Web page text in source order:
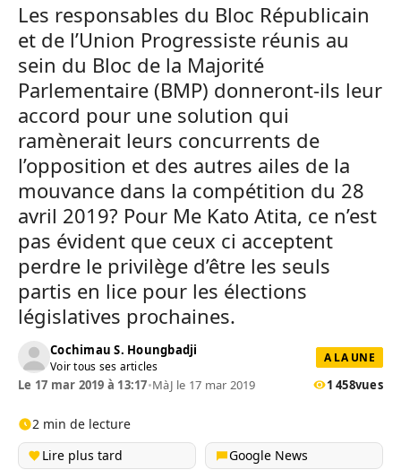
Les responsables du Bloc Républicain
et de l’Union Progressiste réunis au
sein du Bloc de la Majorité
Parlementaire (BMP) donneront-ils leur
accord pour une solution qui
ramènerait leurs concurrents de
l’opposition et des autres ailes de la
mouvance dans la compétition du 28
avril 2019? Pour Me Kato Atita, ce n’est
pas évident que ceux ci acceptent
perdre le privilège d’être les seuls
partis en lice pour les élections
législatives prochaines.
Cochimau S. Houngbadji
Voir tous ses articles
A LA UNE
Le 17 mar 2019 à 13:17•MàJ le 17 mar 2019 1 458vues
2 min de lecture
Lire plus tard
Google News